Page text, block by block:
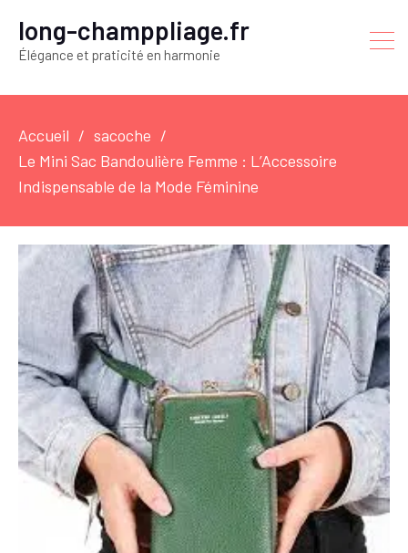
long-champpliage.fr
Élégance et praticité en harmonie
Accueil
sacoche
Le Mini Sac Bandoulière Femme : L’Accessoire
Indispensable de la Mode Féminine